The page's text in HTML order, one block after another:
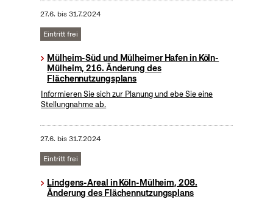
27.6. bis31.7.2024
Eintritt frei
Mülheim-Süd und Mülheimer Hafen in Köln-
Mülheim, 216. Änderung des
Flächennutzungsplans
Informieren Sie sich zur Planung und ebe Sie eine
Stellungnahme ab.
27.6. bis31.7.2024
Eintritt frei
Lindgens-Areal in Köln-Mülheim, 208.
Änderung des Flächennutzungsplans